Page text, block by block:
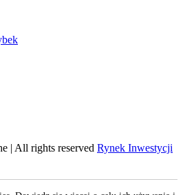
| All rights reserved Rynek Inwestycji